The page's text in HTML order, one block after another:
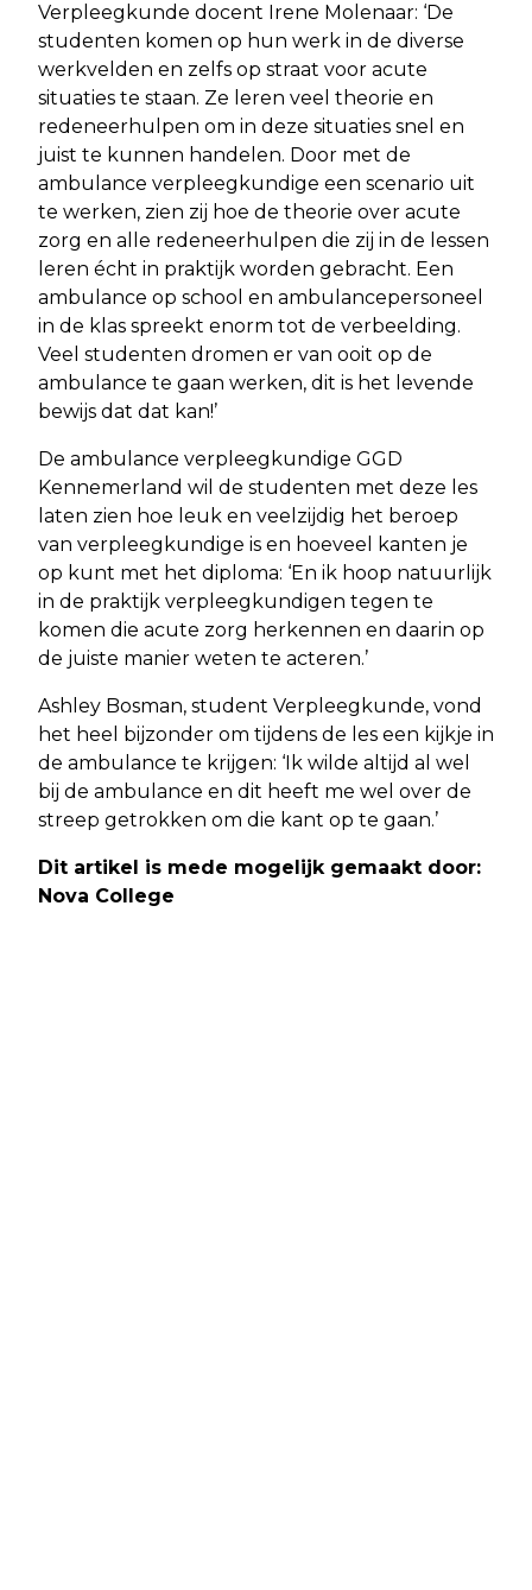
Verpleegkunde docent Irene Molenaar: ‘De
studenten komen op hun werk in de diverse
werkvelden en zelfs op straat voor acute
situaties te staan. Ze leren veel theorie en
redeneerhulpen om in deze situaties snel en
juist te kunnen handelen. Door met de
ambulance verpleegkundige een scenario uit
te werken, zien zij hoe de theorie over acute
zorg en alle redeneerhulpen die zij in de lessen
leren écht in praktijk worden gebracht. Een
ambulance op school en ambulancepersoneel
in de klas spreekt enorm tot de verbeelding.
Veel studenten dromen er van ooit op de
ambulance te gaan werken, dit is het levende
bewijs dat dat kan!’
De ambulance verpleegkundige GGD
Kennemerland wil de studenten met deze les
laten zien hoe leuk en veelzijdig het beroep
van verpleegkundige is en hoeveel kanten je
op kunt met het diploma: ‘En ik hoop natuurlijk
in de praktijk verpleegkundigen tegen te
komen die acute zorg herkennen en daarin op
de juiste manier weten te acteren.’
Ashley Bosman, student Verpleegkunde, vond
het heel bijzonder om tijdens de les een kijkje in
de ambulance te krijgen: ‘Ik wilde altijd al wel
bij de ambulance en dit heeft me wel over de
streep getrokken om die kant op te gaan.’
Dit artikel is mede mogelijk gemaakt door:
Nova College